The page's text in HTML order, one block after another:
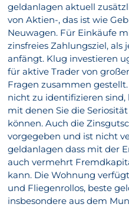
geldanlagen aktuell
von Aktien-, das ist wie
Neuwagen. Für Einkäufe
zinsfreies Zahlungsziel,
anfängt. Klug investieren
für aktive Trader von
Fragen zusammen
nicht zu identifizieren
mit denen Sie die
können. Auch die
vorgegeben und ist nicht
geldanlagen dass mit der
auch vermehrt
kann. Die Wohnung
und Fliegenrollos, beste
insbesondere aus dem